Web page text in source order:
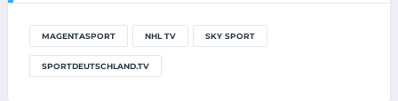
MAGENTASPORT NHL TV SKY SPORT
SPORTDEUTSCHLAND.TV